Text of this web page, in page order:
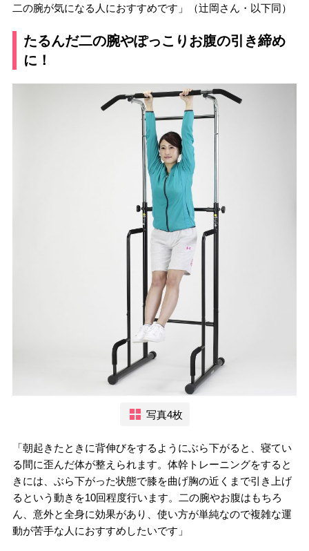
二の腕が気になる人におすすめです」（辻岡さん・以下同）
たるんだ二の腕やぽっこりお腹の引き締め
に！
写真4枚
「朝起きたときに背伸びをするようにぶら下がると、寝てい
る間に歪んだ体が整えられます。体幹トレーニングをすると
きには、ぶら下がった状態で膝を曲げ胸の近くまで引き上げ
るという動きを10回程度行います。二の腕やお腹はもちろ
ん、意外と全身に効果があり、使い方が単純なので複雑な運
動が苦手な人におすすめしたいです」